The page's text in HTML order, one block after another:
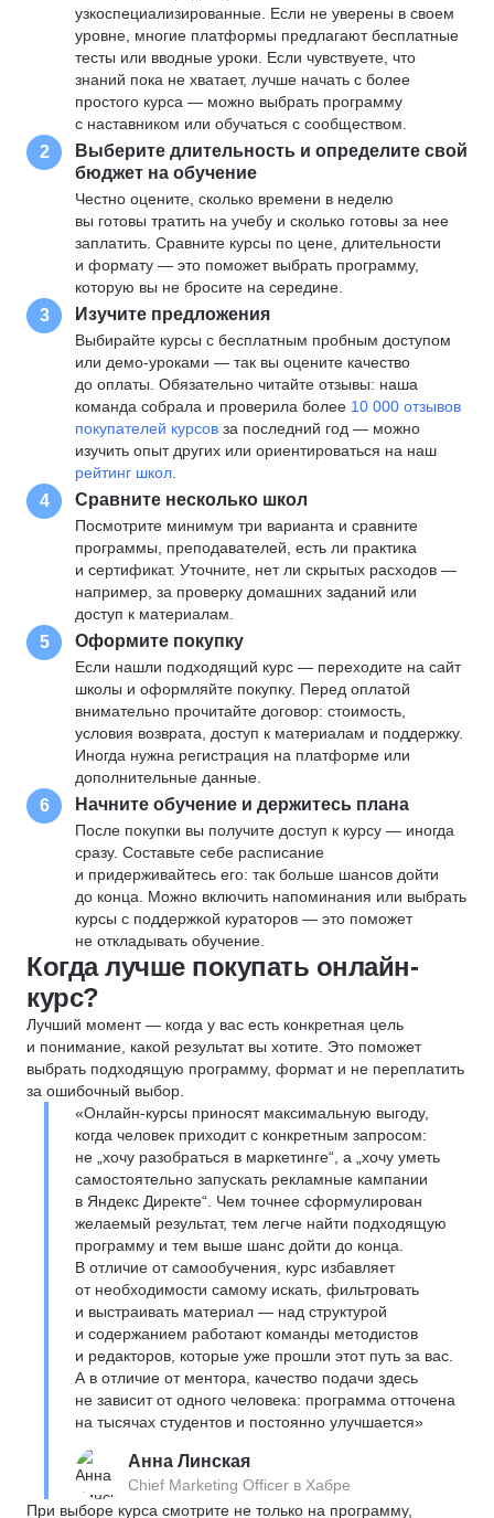
узкоспециализированные. Если не уверены в своем
уровне, многие платформы предлагают бесплатные
тесты или вводные уроки. Если чувствуете, что
знаний пока не хватает, лучше начать с более
простого курса — можно выбрать программу
с наставником или обучаться с сообществом.
2
Выберите длительность и определите свой
бюджет на обучение
Честно оцените, сколько времени в неделю
вы готовы тратить на учебу и сколько готовы за нее
заплатить. Сравните курсы по цене, длительности
и формату — это поможет выбрать программу,
которую вы не бросите на середине.
3 Изучите предложения
Выбирайте курсы с бесплатным пробным доступом
или демо-уроками — так вы оцените качество
до оплаты. Обязательно читайте отзывы: наша
команда собрала и проверила более 10 000 отзывов
покупателей курсов за последний год — можно
изучить опыт других или ориентироваться на наш
рейтинг школ
4 Сравните несколько школ
Посмотрите минимум три варианта и сравните
программы, преподавателей, есть ли практика
и сертификат. Уточните, нет ли скрытых расходов —
например, за проверку домашних заданий или
доступ к материалам.
5 Оформите покупку
Если нашли подходящий курс — переходите на сайт
школы и оформляйте покупку. Перед оплатой
внимательно прочитайте договор: стоимость,
условия возврата, доступ к материалам и поддержку.
Иногда нужна регистрация на платформе или
дополнительные данные.
6 Начните обучение и держитесь плана
После покупки вы получите доступ к курсу — иногда
сразу. Составьте себе расписание
и придерживайтесь его: так больше шансов дойти
до конца. Можно включить напоминания или выбрать
курсы с поддержкой кураторов — это поможет
не откладывать обучение.
Когда лучше покупать онлайн-
курс?
Лучший момент — когда у вас есть конкретная цель
и понимание, какой результат вы хотите. Это поможет
выбрать подходящую программу, формат и не переплатить
за ошибочный выбор.
«Онлайн-курсы приносят максимальную выгоду,
когда человек приходит с конкретным запросом:
не „хочу разобраться в маркетинге“, а „хочу уметь
самостоятельно запускать рекламные кампании
в Яндекс Директе“. Чем точнее сформулирован
желаемый результат, тем легче найти подходящую
программу и тем выше шанс дойти до конца.
В отличие от самообучения, курс избавляет
от необходимости самому искать, фильтровать
и выстраивать материал — над структурой
и содержанием работают команды методистов
и редакторов, которые уже прошли этот путь за вас.
А в отличие от ментора, качество подачи здесь
не зависит от одного человека: программа отточена
на тысячах студентов и постоянно улучшается»
Анна Линская
Chief Marketing Officer в Хабре
При выборе курса смотрите не только на программу,